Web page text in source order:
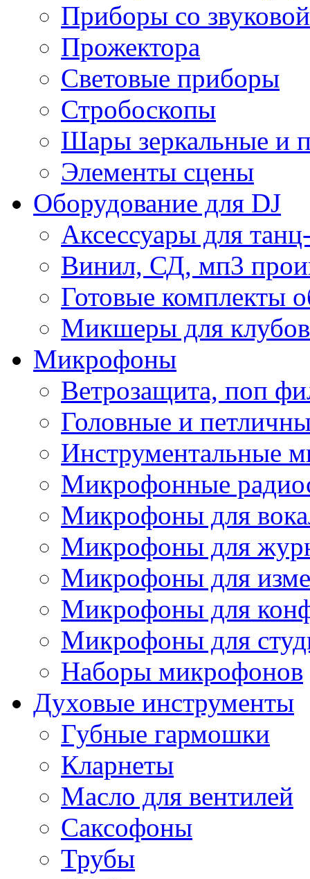
Приборы со
Прожектора
Световые приборы
Стробоскопы
Шары зеркальные и
Элементы сцены
Оборудование для DJ
Аксессуары для
Винил, СД, мп3
Готовые комплекты
Микшеры для клубов
Микрофоны
Ветрозащита, поп
Головные и
Инструментальные
Микрофонные
Микрофоны для
Микрофоны для
Микрофоны для
Микрофоны для
Микрофоны для
Наборы микрофонов
Духовые инструменты
Губные гармошки
Кларнеты
Масло для вентилей
Саксофоны
Трубы